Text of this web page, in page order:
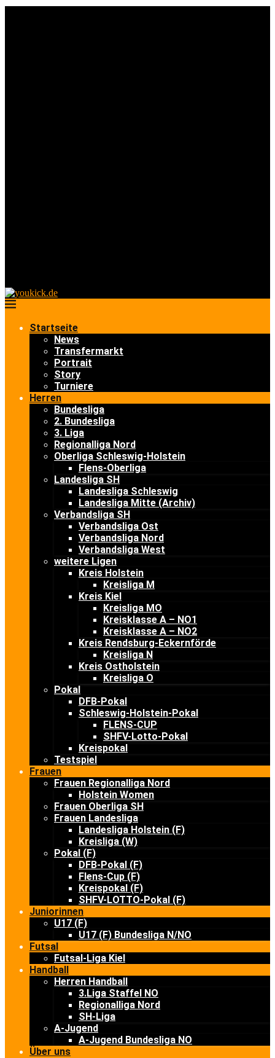
Startseite
News
Transfermarkt
Portrait
Story
Turniere
Herren
Bundesliga
2. Bundesliga
3. Liga
Regionalliga Nord
Oberliga Schleswig-Holstein
Flens-Oberliga
Landesliga SH
Landesliga Schleswig
Landesliga Mitte (Archiv)
Verbandsliga SH
Verbandsliga Ost
Verbandsliga Nord
Verbandsliga West
weitere Ligen
Kreis Holstein
Kreisliga M
Kreis Kiel
Kreisliga MO
Kreisklasse A – NO1
Kreisklasse A – NO2
Kreis Rendsburg-Eckernförde
Kreisliga N
Kreis Ostholstein
Kreisliga O
Pokal
DFB-Pokal
Schleswig-Holstein-Pokal
FLENS-CUP
SHFV-Lotto-Pokal
Kreispokal
Testspiel
Frauen
Frauen Regionalliga Nord
Holstein Women
Frauen Oberliga SH
Frauen Landesliga
Landesliga Holstein (F)
Kreisliga (W)
Pokal (F)
DFB-Pokal (F)
Flens-Cup (F)
Kreispokal (F)
SHFV-LOTTO-Pokal (F)
Juniorinnen
U17 (F)
U17 (F) Bundesliga N/NO
Futsal
Futsal-Liga Kiel
Handball
Herren Handball
3.Liga Staffel NO
Regionalliga Nord
SH-Liga
A-Jugend
A-Jugend Bundesliga NO
Über uns